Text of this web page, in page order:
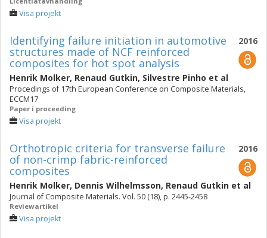
Visa projekt
2016
Identifying failure initiation in automotive
structures made of NCF reinforced
composites for hot spot analysis
Henrik Molker, Renaud Gutkin, Silvestre Pinho et al
Procedings of 17th European Conference on Composite Materials,
ECCM17
Paper i proceeding
Visa projekt
2016
Orthotropic criteria for transverse failure
of non-crimp fabric-reinforced
composites
Henrik Molker, Dennis Wilhelmsson, Renaud Gutkin et al
Journal of Composite Materials. Vol. 50 (18), p. 2445-2458
Reviewartikel
Visa projekt